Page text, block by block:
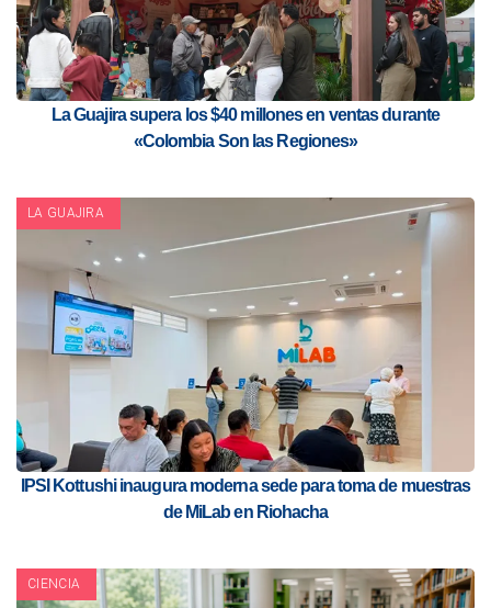
La Guajira supera los $40 millones en ventas durante
«Colombia Son las Regiones»
LA GUAJIRA
IPSI Kottushi inaugura moderna sede para toma de muestras
de MiLab en Riohacha
CIENCIA